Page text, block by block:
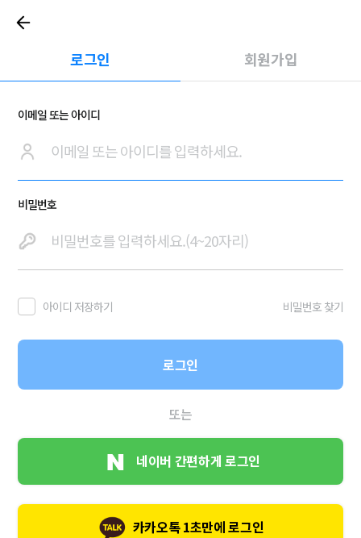
로그인 회원가입
이메일 또는 아이디
비밀번호
아이디 저장하기 비밀번호 찾기
로그인
또는
네이버 간편하게 로그인
카카오톡 1초만에 로그인